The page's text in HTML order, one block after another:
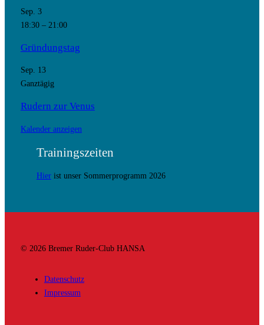
Sep. 3
18:30– 21:00
Gründungstag
Sep. 13
Ganztägig
Rudern zur Venus
Kalender anzeigen
Trainingszeiten
Hierist unser Sommerprogramm 2026
© 2026 Bremer Ruder-Club HANSA
Datenschutz
Impressum